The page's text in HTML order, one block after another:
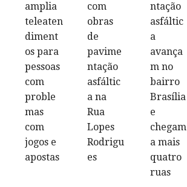
amplia
teleaten
diment
os para
pessoas
com
proble
mas
com
jogos e
apostas
com
obras
de
pavime
ntação
asfáltic
a na
Rua
Lopes
Rodrigu
es
ntação
asfáltic
a
avança
m no
bairro
Brasília
e
chegam
a mais
quatro
ruas